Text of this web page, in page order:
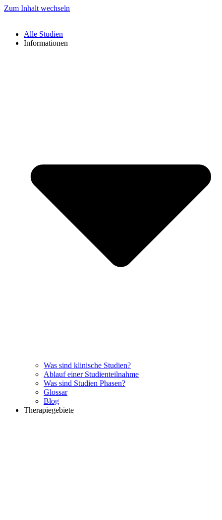
Zum Inhalt wechseln
Alle Studien
Informationen
Was sind klinische Studien?
Ablauf einer Studienteilnahme
Was sind Studien Phasen?
Glossar
Blog
Therapiegebiete